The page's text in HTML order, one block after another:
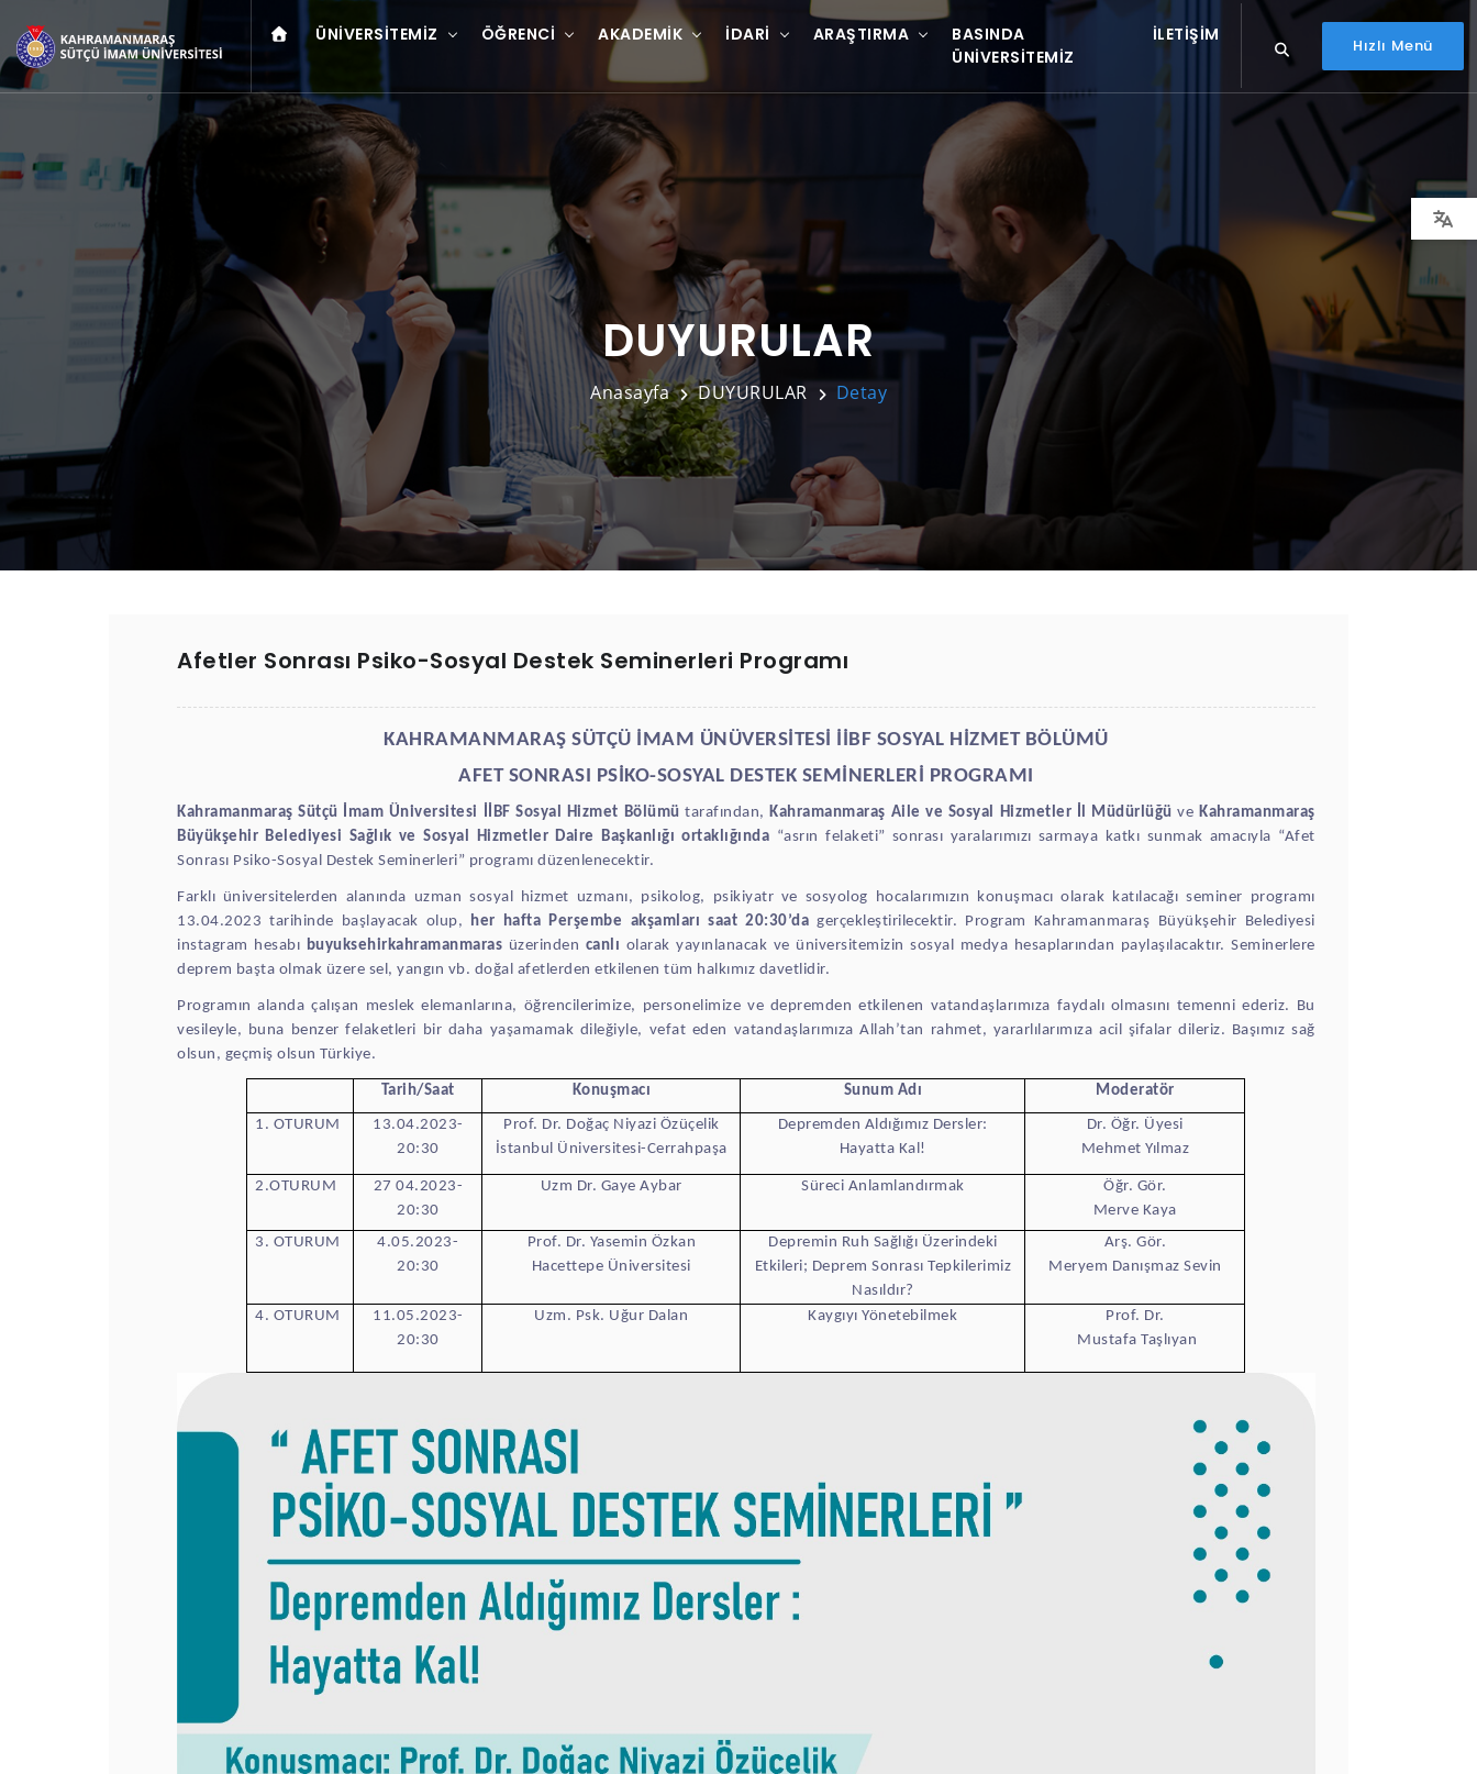
ÜNIVERSITEMIZ ÖĞRENCI AKADEMIK İDARI ARAŞTIRMA
BASINDA
ÜNIVERSITEMIZ
İLETIŞIM
Hızlı Menü
DUYURULAR
Anasayfa DUYURULAR Detay
Afetler Sonrası Psiko-Sosyal Destek Seminerleri Programı
KAHRAMANMARAŞ SÜTÇÜ İMAM ÜNÜVERSİTESİ İİBF SOSYAL HİZMET BÖLÜMÜ
AFET SONRASI PSİKO-SOSYAL DESTEK SEMİNERLERİ PROGRAMI
Kahramanmaraş Sütçü İmam Üniversitesi İİBF Sosyal Hizmet Bölümü tarafından,Kahramanmaraş Aile ve Sosyal Hizmetler İl Müdürlüğü veKahramanmaraş
Büyükşehir Belediyesi Sağlık ve Sosyal Hizmetler Daire Başkanlığı ortaklığında “asrın felaketi” sonrası yaralarımızı sarmaya katkı sunmak amacıyla “Afet
Sonrası Psiko-Sosyal Destek Seminerleri” programı düzenlenecektir.
Farklı üniversitelerden alanında uzman sosyal hizmet uzmanı, psikolog, psikiyatr ve sosyolog hocalarımızın konuşmacı olarak katılacağı seminer programı
13.04.2023 tarihinde başlayacak olup,
her hafta Perşembe akşamları saat 20:30’da gerçekleştirilecektir. Program Kahramanmaraş Büyükşehir Belediyesi
instagram hesabı buyuksehirkahramanmaras üzerinden canlı olarak yayınlanacak ve üniversitemizin sosyal medya hesaplarından paylaşılacaktır. Seminerlere
deprem başta olmak üzere sel, yangın vb. doğal afetlerden etkilenen tüm halkımız davetlidir.
Programın alanda çalışan meslek elemanlarına, öğrencilerimize, personelimize ve depremden etkilenen vatandaşlarımıza faydalı olmasını temenni ederiz. Bu
vesileyle, buna benzer felaketleri bir daha yaşamamak dileğiyle, vefat eden vatandaşlarımıza Allah’tan rahmet, yararlılarımıza acil şifalar dileriz. Başımız sağ
olsun, geçmiş olsun Türkiye.
Tarih/Saat Konuşmacı Sunum Adı Moderatör
1. OTURUM
13.04.2023-
20:30
Prof. Dr. Doğaç Niyazi Özüçelik
İstanbul Üniversitesi-Cerrahpaşa
Depremden Aldığımız Dersler:
Hayatta Kal!
Dr. Öğr. Üyesi
Mehmet Yılmaz
2.OTURUM
27 04.2023-
20:30
Uzm Dr. Gaye Aybar Süreci Anlamlandırmak
Öğr. Gör.
Merve Kaya
3. OTURUM
4.05.2023-
20:30
Prof. Dr. Yasemin Özkan
Hacettepe Üniversitesi
Depremin Ruh Sağlığı Üzerindeki
Etkileri; Deprem Sonrası Tepkilerimiz
Nasıldır?
Arş. Gör.
Meryem Danışmaz Sevin
4. OTURUM
11.05.2023-
20:30
Uzm. Psk. Uğur Dalan Kaygıyı Yönetebilmek
Prof. Dr.
Mustafa Taşlıyan